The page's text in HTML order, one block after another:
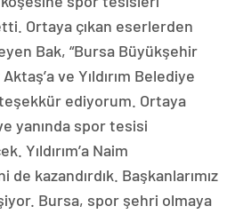
Ortaya çıkan eserlerden
Bak, “Bursa Büyükşehir
ve Yıldırım Belediye
teşekkür ediyorum. Ortaya
yanında spor tesisi
Yıldırım’a Naim
kazandırdık. Başkanlarımız
Bursa, spor şehri olmaya